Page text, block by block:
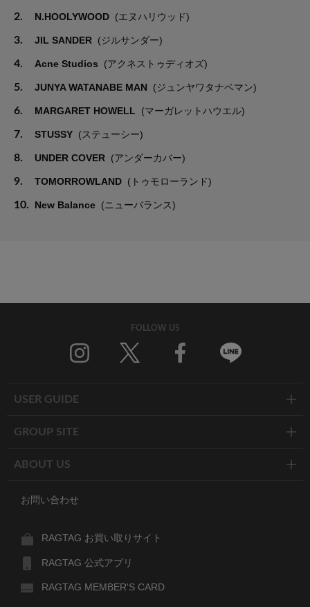
2. N.HOOLYWOOD (エヌハリウッド)
3. JIL SANDER (ジルサンダー)
4. Acne Studios (アクネストゥディオズ)
5. JUNYA WATANABE MAN (ジュンヤワタナベマン)
6. MARGARET HOWELL (マーガレットハウエル)
7. STUSSY (ステューシー)
8. UNDER COVER (アンダーカバー)
9. TOMORROWLAND (トゥモローランド)
10. New Balance (ニューバランス)
FOLLOW US
USER GUIDE
GROUP SITE
ABOUT US
お問い合わせ
RAGTAG お買い取りサイト
RAGTAG 公式アプリ
RAGTAG MEMBER'S CARD